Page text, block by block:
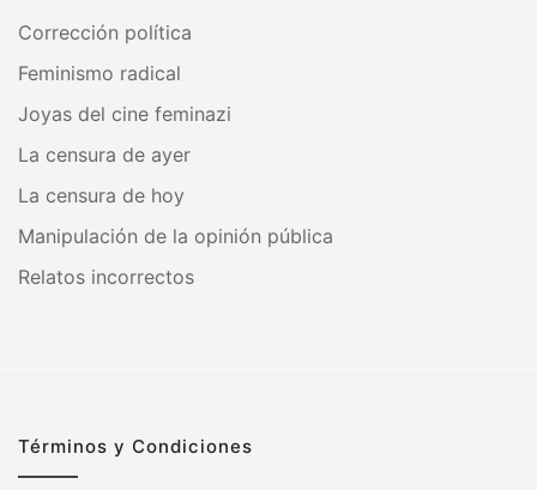
Corrección política
Feminismo radical
Joyas del cine feminazi
La censura de ayer
La censura de hoy
Manipulación de la opinión pública
Relatos incorrectos
Términos y Condiciones